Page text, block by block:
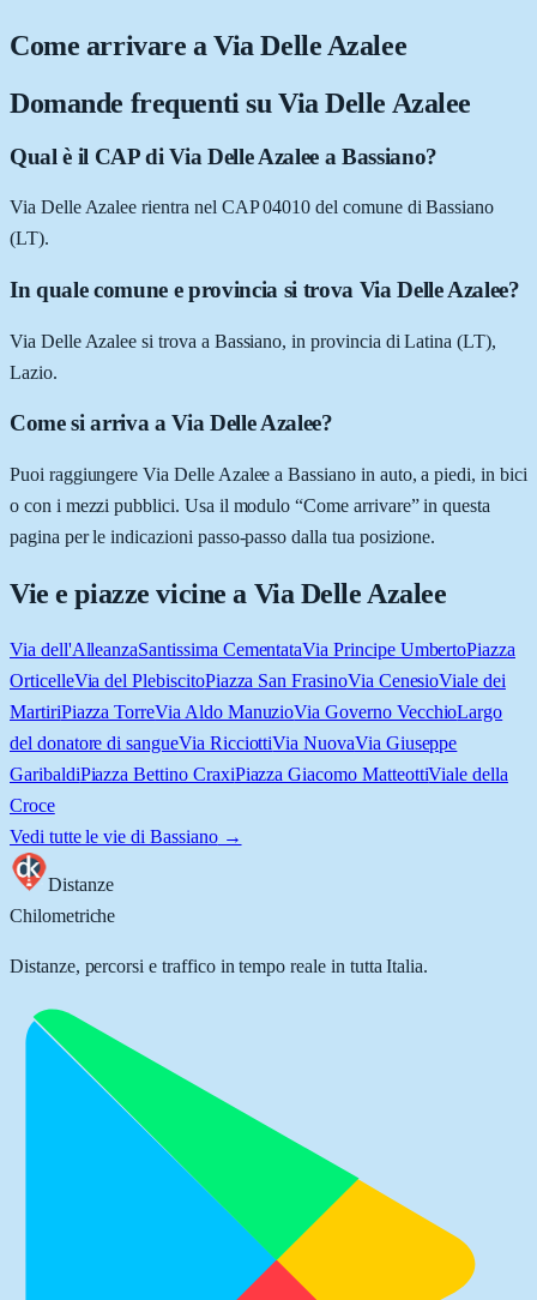
Come arrivare aVia Delle Azalee
Domande frequenti su Via Delle Azalee
Qual è il CAP di Via Delle Azalee a Bassiano?
Via Delle Azalee rientra nel CAP 04010 del comune di Bassiano
(LT).
In quale comune e provincia si trova Via Delle Azalee?
Via Delle Azalee si trova a Bassiano, in provincia di Latina (LT),
Lazio.
Come si arriva a Via Delle Azalee?
Puoi raggiungere Via Delle Azalee a Bassiano in auto, a piedi, in bici
o con i mezzi pubblici. Usa il modulo “Come arrivare” in questa
pagina per le indicazioni passo-passo dalla tua posizione.
Vie e piazze vicine a Via Delle Azalee
Via dell'AlleanzaSantissima CementataVia Principe UmbertoPiazza
OrticelleVia del PlebiscitoPiazza San FrasinoVia CenesioViale dei
MartiriPiazza TorreVia Aldo ManuzioVia Governo VecchioLargo
del donatore di sangueVia RicciottiVia NuovaVia Giuseppe
GaribaldiPiazza Bettino CraxiPiazza Giacomo MatteottiViale della
Croce
Vedi tutte le vie di Bassiano→
Distanze
Chilometriche
Distanze, percorsi e traffico in tempo reale in tutta Italia.